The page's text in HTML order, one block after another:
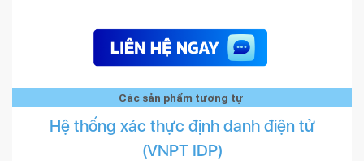
Các sản phẩm tương tự
Hệ thống xác thực định danh điện tử
(VNPT IDP)